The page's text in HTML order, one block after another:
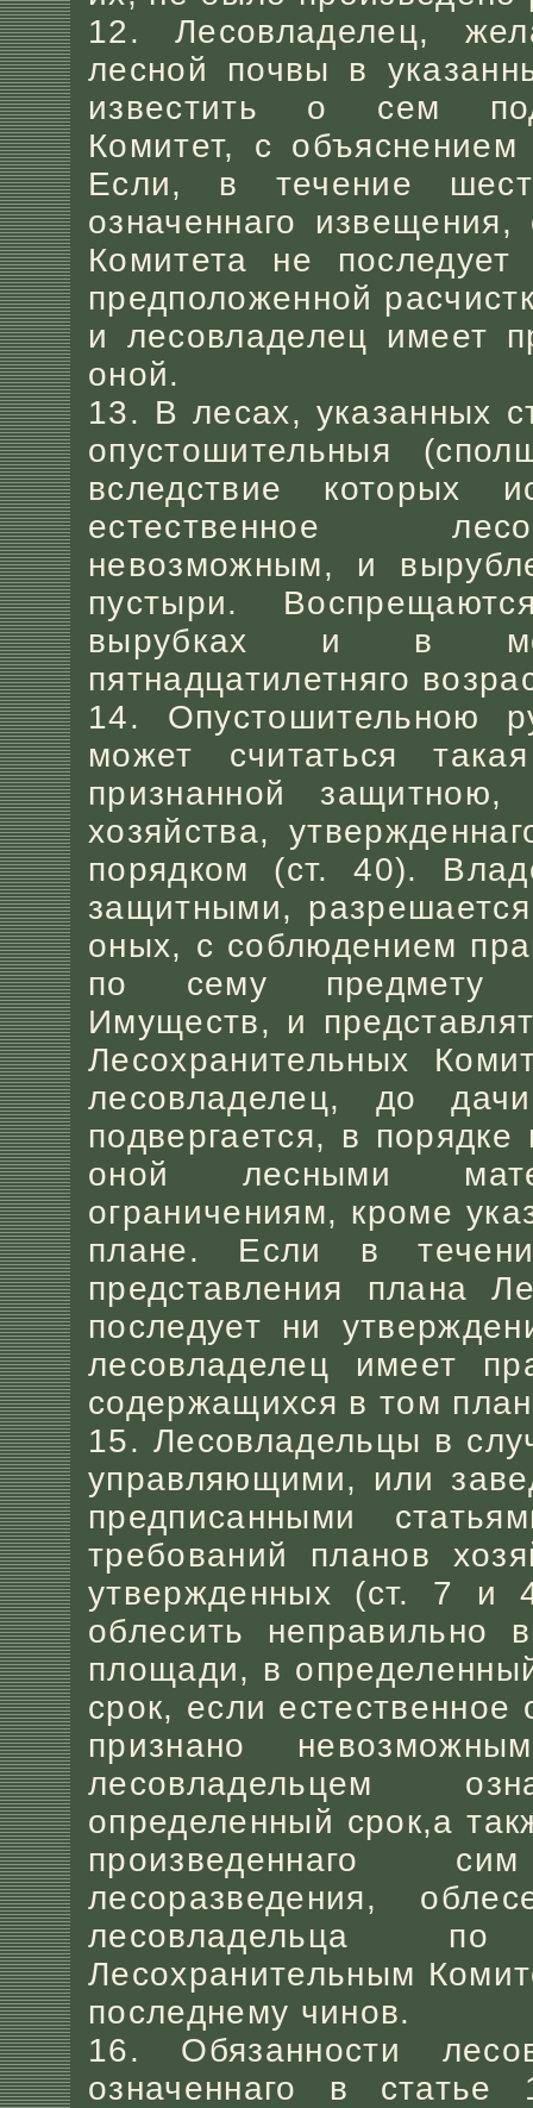
12. Лесовладелец,
лесной почвы в
известить о сем
Комитет, с
Если, в течение
означеннаго
Комитета не
предположенной
и лесовладелец имеет
оной.
13. В лесах, указанных
опустошительныя
вследствие которых
естественное
невозможным, и
пустыри.
вырубках и в
пятнадцатилетняго
14. Опустошительною
может считаться
признанной
хозяйства,
порядком (ст. 40).
защитными,
оных, с соблюдением
по сему предмету
Имуществ, и
Лесохранительных
лесовладелец, до
подвергается, в
оной лесными
ограничениям, кроме
плане. Если в
представления плана
последует ни
лесовладелец имеет
содержащихся в том
15. Лесовладельцы в
управляющими, или
предписанными
требований планов
утвержденных (ст. 7 и
облесить неправильно
площади, в
срок, если
признано
лесовладельцем
определенный срок,а
произведеннаго
лесоразведения,
лесовладельца
Лесохранительным
последнему чинов.
16. Обязанности
означеннаго в статье